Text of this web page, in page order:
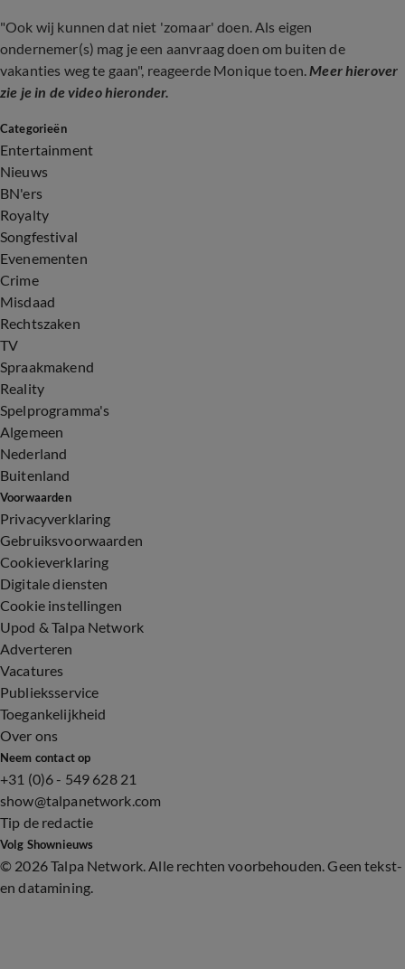
"Ook wij kunnen dat niet 'zomaar' doen. Als eigen
ondernemer(s) mag je een aanvraag doen om buiten de
vakanties weg te gaan", reageerde Monique toen.Meer hierover
zie je in de video hieronder.
Categorieën
Entertainment
Nieuws
BN'ers
Royalty
Songfestival
Evenementen
Crime
Misdaad
Rechtszaken
TV
Spraakmakend
Reality
Spelprogramma's
Algemeen
Nederland
Buitenland
Voorwaarden
Privacyverklaring
Gebruiksvoorwaarden
Cookieverklaring
Digitale diensten
Cookie instellingen
Upod & Talpa Network
Adverteren
Vacatures
Publieksservice
Toegankelijkheid
Over ons
Neem contact op
+31 (0)6 - 549 628 21
show@talpanetwork.com
Tip de redactie
Volg Shownieuws
© 2026 Talpa Network. Alle rechten voorbehouden. Geen tekst-
en datamining.